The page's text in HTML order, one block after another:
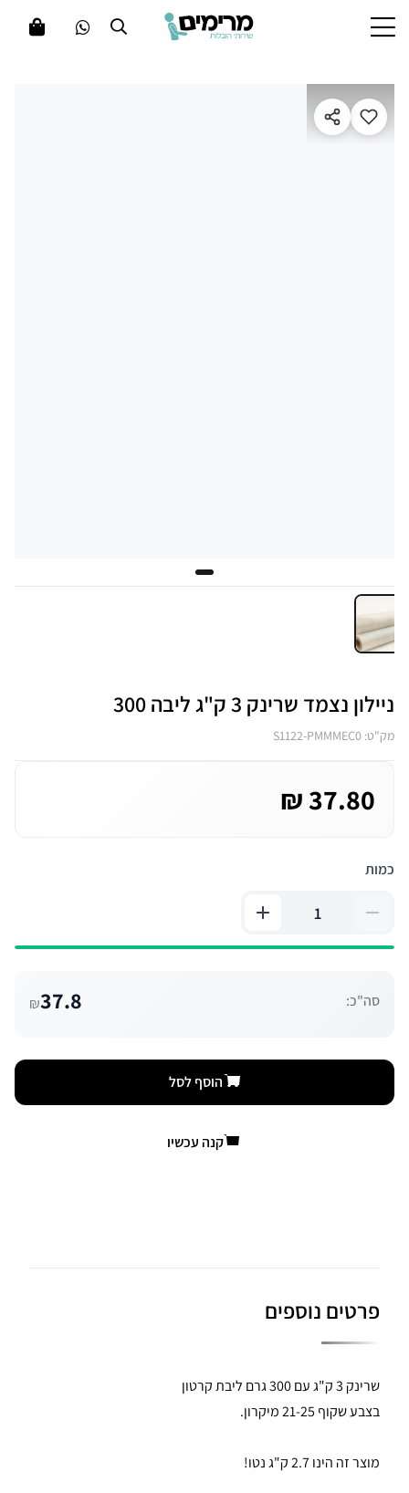
ניילון נצמד שרינק 3 ק"ג ליבה 300
מק"ט: S1122-PMMMEC0
37.80 ₪
כמות
סה"כ: 37.8
₪
הוסף לסל
קנה עכשיו
פרטים נוספים
שרינק 3 ק"ג עם 300 גרם ליבת קרטון
בצבע שקוף 21-25 מיקרון.
מוצר זה הינו 2.7 ק"ג נטו!